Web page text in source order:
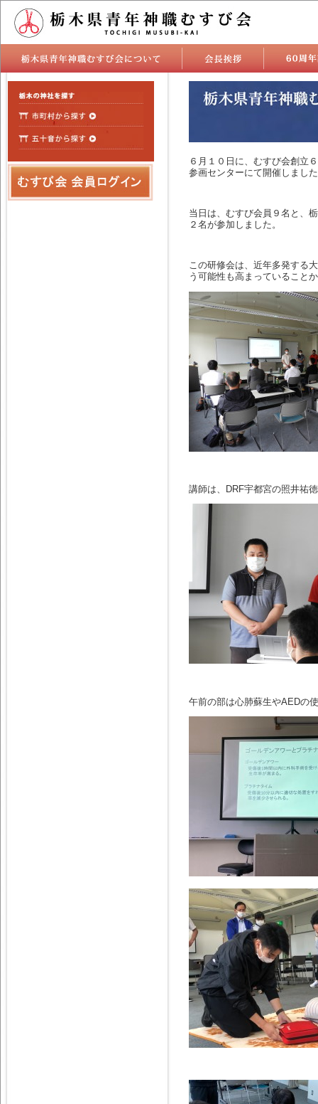
６月１０日に、むすび会創立
参画センターにて開催しまし
当日は、むすび会員９名と、
２名が参加しました。
この研修会は、近年多発する
う可能性も高まっていること
講師は、DRF宇都宮の照井祐
午前の部は心肺蘇生やAEDの